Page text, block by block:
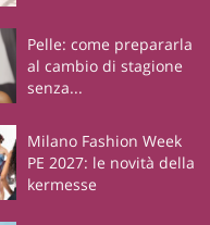
Pelle: come prepararla
al cambio di stagione
senza...
Milano Fashion Week
PE 2027: le novità della
kermesse